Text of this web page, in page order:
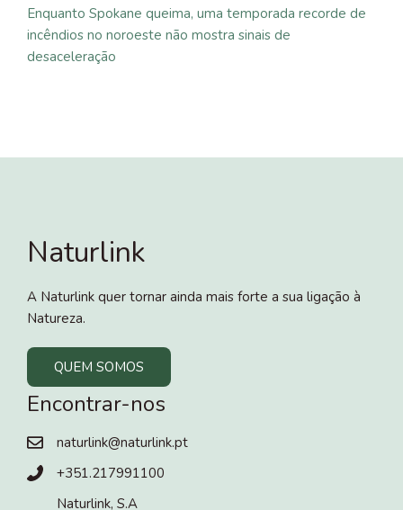
Enquanto Spokane queima, uma temporada recorde de
incêndios no noroeste não mostra sinais de
desaceleração
Naturlink
A Naturlink quer tornar ainda mais forte a sua ligação à
Natureza.
QUEM SOMOS
Encontrar-nos
naturlink@naturlink.pt
+351.217991100
Naturlink, S.A